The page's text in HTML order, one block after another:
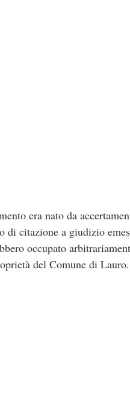
era nato da
di citazione a giudizio
occupato
del Comune di Lauro.